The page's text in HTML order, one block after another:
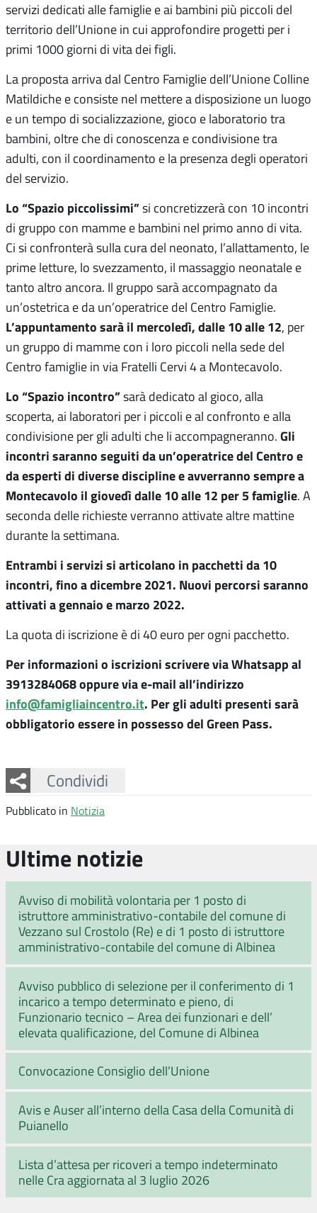
servizi dedicati alle famiglie e ai bambini più piccoli del
territorio dell’Unione in cui approfondire progetti per i
primi 1000 giorni di vita dei figli.
La proposta arriva dal Centro Famiglie dell’Unione Colline
Matildiche e consiste nel mettere a disposizione un luogo
e un tempo di socializzazione, gioco e laboratorio tra
bambini, oltre che di conoscenza e condivisione tra
adulti, con il coordinamento e la presenza degli operatori
del servizio.
Lo “Spazio piccolissimi”si concretizzerà con 10 incontri
di gruppo con mamme e bambini nel primo anno di vita.
Ci si confronterà sulla cura del neonato, l’allattamento, le
prime letture, lo svezzamento, il massaggio neonatale e
tanto altro ancora. Il gruppo sarà accompagnato da
un’ostetrica e da un’operatrice del Centro Famiglie.
L’appuntamento sarà il mercoledì, dalle 10 alle 12, per
un gruppo di mamme con i loro piccoli nella sede del
Centro famiglie in via Fratelli Cervi 4 a Montecavolo.
Lo “Spazio incontro”sarà dedicato al gioco, alla
scoperta, ai laboratori per i piccoli e al confronto e alla
condivisione per gli adulti che li accompagneranno. Gli
incontri saranno seguiti da un’operatrice del Centro e
da esperti di diverse discipline e avverranno sempre a
Montecavolo il giovedì dalle 10 alle 12 per 5 famiglie. A
seconda delle richieste verranno attivate altre mattine
durante la settimana.
Entrambi i servizi si articolano in pacchetti da 10
incontri, fino a dicembre 2021. Nuovi percorsi saranno
attivati a gennaio e marzo 2022.
La quota di iscrizione è di 40 euro per ogni pacchetto.
Per informazioni o iscrizioni scrivere via Whatsapp al
3913284068 oppure via e-mail all’indirizzo
info@famigliaincentro.it. Per gli adulti presenti sarà
obbligatorio essere in possesso del Green Pass.
Condividi
Facebook
Twitter
Whatsapp
Pubblicato in Notizia
Ultime notizie
Avviso di mobilità volontaria per 1 posto di
istruttore amministrativo-contabile del comune di
Vezzano sul Crostolo (Re) e di 1 posto di istruttore
amministrativo-contabile del comune di Albinea
Avviso pubblico di selezione per il conferimento di 1
incarico a tempo determinato e pieno, di
Funzionario tecnico – Area dei funzionari e dell’
elevata qualificazione, del Comune di Albinea
Convocazione Consiglio dell’Unione
Avis e Auser all’interno della Casa della Comunità di
Puianello
Lista d’attesa per ricoveri a tempo indeterminato
nelle Cra aggiornata al 3 luglio 2026